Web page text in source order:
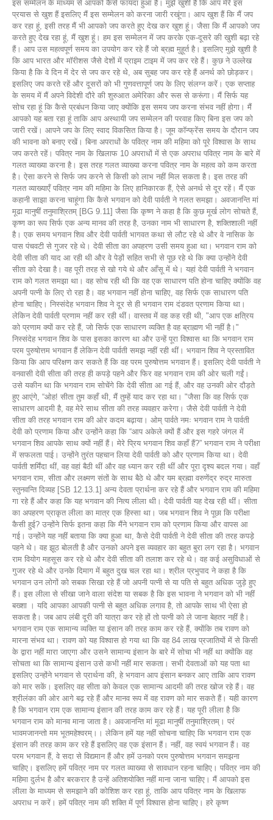
इस सम्मेलन के माध्यम से आपको कैसे फायदा हुआ है। मुझे खुशी है कि आप मेरे इस
प्रयास से खुश हैं इसलिए मैं इस सम्मेलन को करना जारी रखूंगा। आप खुश हैं कि मैं जप
कर रहा हूं, इसी तरह मैं भी आपको जप करते हुए देख कर खुश हूं। जैसा कि मैं आपको जप
करते हुए देख रहा हूं, मैं खुश हूं। हम इस सम्मेलन में जप करके एक-दूसरे की खुशी बढ़ा रहे
हैं। आप उस महत्वपूर्ण समय का उपयोग कर रहे हैं जो ब्रह्म मुहूर्त है। इसलिए मुझे खुशी है
कि आप भारत और मॉरीशस जैसे देशों में प्राइम टाइम में जप कर रहे हैं। कुछ ने उल्लेख
किया है कि वे दिन में देर से जप कर रहे थे, अब सुबह जप कर रहे हैं अनर्थ को छोड़कर।
इसलिए जप करते रहें और दूसरों को भी गुणवत्तापूर्ण जप के लिए संलग्न करें। एक सप्ताह
के समय में मैं अपने विदेशी दौरे की शुरुआत अमेरिका और रूस से करूंगा। मैं सिर्फ यह
सोच रहा हूं कि कैसे प्रबंधन किया जाए क्योंकि इस समय जप करना संभव नहीं होगा। मैं
आपको यह बता रहा हूं ताकि आप अस्थायी जप सम्मेलन की परवाह किए बिना इस जप को
जारी रखें। आपने जप के लिए स्वाद विकसित किया है। जूम कॉन्फ्रेंस समय के दौरान जप
की भावना को बनाए रखें। बिना अपराधों के पवित्र नाम की महिमा को पूरे विश्वास के साथ
जप करते रहें। पवित्र नाम के खिलाफ 10 अपराधों में से एक अपराध पवित्र नाम के बारे में
गलत व्याख्या करना है। इस तरह गलत व्याख्या करना पवित्र नाम के महत्व को कम करता
है। ऐसा करने से सिर्फ जप करने से किसी को लाभ नहीं मिल सकता है। इस तरह की
गलत व्याख्याएँ पवित्र नाम की महिमा के लिए हानिकारक हैं, ऐसे अनर्थ से दूर रहें। मैं एक
कहानी साझा करना चाहूंगा कि कैसे भगवान को देवी पार्वती ने गलत समझा। अवजानन्ति मां
मूढा मानुषीं तनुमाश्रितम् [BG 9.11] जैसा कि कृष्ण ने कहा है कि कुछ मूर्ख लोग सोचते हैं,
कृष्ण का रूप सिर्फ एक अन्य मानव की तरह है, उनका नाम भी साधारण है, शक्तिशाली नहीं
है। एक समय भगवान शिव और देवी पार्वती भागवत कथा से लौट रहे थे और वे नासिक के
पास पंचवटी से गुजर रहे थे। देवी सीता का अपहरण उसी समय हुआ था। भगवान राम को
देवी सीता की याद आ रही थी और वे पेड़ों सहित सभी से पूछ रहे थे कि क्या उन्होंने देवी
सीता को देखा है। वह पूरी तरह से खो गये थे और आँसू में थे। यहां देवी पार्वती ने भगवान
राम को गलत समझा था। वह सोच रही थी कि वह एक साधारण पति होना चाहिए क्योंकि वह
अपनी पत्नी के लिए रो रहा है। वह भगवान नहीं होना चाहिए, वह सिर्फ एक साधारण पति
होना चाहिए। निस्संदेह भगवान शिव ने दूर से ही भगवान राम दंडवत प्रणाम किया था।
लेकिन देवी पार्वती प्रणाम नहीं कर रही थीं। वास्तव में वह कह रही थी, "आप एक क्षत्रिय
को प्रणाम क्यों कर रहे हैं, जो सिर्फ एक साधारण व्यक्ति है वह ब्राह्मण भी नहीं है।"
निस्संदेह भगवान शिव के पास इसका कारण था और उन्हें पूरा विश्वास था कि भगवान राम
परम पुरुषोत्तम भगवान हैं लेकिन देवी पार्वती समझ नहीं रही थीं। भगवान शिव ने प्रस्तावित
किया कि आप परिक्षण कर सकते हैं कि वह परम पुरुषोत्तम भगवान हैं। इसलिए देवी पार्वती ने
वनवासी देवी सीता की तरह ही कपड़े पहने और फिर वह भगवान राम की ओर चली गईं।
उसे यकीन था कि भगवान राम सोचेंगे कि देवी सीता आ गई हैं, और वह उनकी ओर दौड़ते
हुए आएंगे, “ओह! सीता तुम कहाँ थी, मैं तुम्हें याद कर रहा था। "जैसा कि वह सिर्फ एक
साधारण आदमी है, वह मेरे साथ सीता की तरह व्यवहार करेगा। जैसे देवी पार्वती ने देवी
सीता की तरह भगवान राम की ओर कदम बढ़ाया। ओम् पार्वते नमः भगवान राम ने पार्वती
देवी को प्रणाम किया और उन्होंने कहा कि “आप अकेले क्यों हैं और इस गहरे जंगल में
भगवान शिव आपके साथ क्यों नहीं हैं। मेरे प्रिय भगवान शिव कहाँ हैं?” भगवान राम ने परीक्षा
में सफलता पाई। उन्होंने तुरंत पहचान लिया देवी पार्वती को और प्रणाम किया था। देवी
पार्वती शर्मिंदा थीं, वह वहां बैठी थीं और वह ध्यान कर रही थीं और पूरा दृश्य बदल गया। वहाँ
भगवान राम, सीता और लक्ष्मण संतों के साथ बैठे थे और यम ब्रह्मा वरुणेंद्र रुद्र मारुता
स्तुनवन्ति दिव्यह [SB 12.13.1] अन्य देवता प्रार्थना कर रहे हैं और भगवान राम की महिमा
गा रहे हैं और कहा कि यह भगवान की नित्य लीला थी। देवी पार्वती यह देख रही थीं। सीता
का अपहरण प्राकृत लीला का मात्र एक हिस्सा था। जब भगवान शिव ने पूछा कि परीक्षा
कैसी हुई? उन्होंने सिर्फ इतना कहा कि मैंने भगवान राम को प्रणाम किया और वापस आ
गई। उन्होंने यह नहीं बताया कि क्या हुआ था, कैसे देवी पार्वती ने देवी सीता की तरह कपड़े
पहने थे। वह झूठ बोलती है और उनको अपने इस व्यवहार का बहुत बुरा लग रहा है। भगवान
राम वियोग महसूस कर रहे थे और देवी सीता की तलाश कर रहे थे। वह कई असुविधाओं से
गुजर रहे थे और उनके दिमाग में बहुत दुख चल रहा था। श्रील प्रभुपाद ने कहा है कि
भगवान उन लोगों को सबक सिखा रहे हैं जो अपनी पत्नी से या पति से बहुत अधिक जुड़े हुए
हैं। इस लीला से सीखा जाने वाला संदेश या सबक है कि इस भावना ने भगवान को भी नहीं
बख्शा । यदि आपका आपकी पत्नी से बहुत अधिक लगाव है, तो आपके साथ भी ऐसा हो
सकता है। जब आप लंबी दूरी की यात्रा कर रहे हों तो पत्नी को ले जाना बेहतर नहीं है।
भगवान राम एक सामान्य व्यक्ति या इंसान की तरह काम कर रहे हैं, क्योंकि तब रावण को
मारना संभव था। रावण को यह विश्वास हो गया था कि वह 84 लाख प्रजातियों में से किसी
के द्वारा नहीं मारा जाएगा और उसने सामान्य इंसान के बारे में सोचा भी नहीं था क्योंकि वह
सोचता था कि सामान्य इंसान उसे कभी नहीं मार सकता। सभी देवताओं को यह पता था
इसलिए उन्होंने भगवान से प्रार्थना की, हे भगवान आप इंसान बनकर आए ताकि आप रावण
को मार सकें। इसलिए वह सीता को केवल एक सामान्य आदमी की तरह खोज रहे हैं। वह
श्रीलंका की ओर आगे बढ़ रहे हैं और मानव रूप में वह रावण को मार सकते हैं। यही कारण
है कि भगवान राम एक सामान्य इंसान की तरह काम कर रहे हैं। यह पूरी लीला है कि
भगवान राम को मानव माना जाता है। अवजानन्ति मां मूढा मानुषीं तनुमाश्रितम्। परं
भावमजानन्तो मम भूतमहेश्वरम्।। लेकिन हमें यह नहीं सोचना चाहिए कि भगवान राम एक
इंसान की तरह काम कर रहे हैं इसलिए वह एक इंसान हैं। नहीं, वह स्वयं भगवान हैं। वह
परम भगवान हैं, वे सदा से विद्यमान हैं और हमें उनको परम पुरुषोत्तम भगवान समझना
चाहिए। इसलिए हमें पवित्र नाम पर गलत व्याख्या से सावधान रहना चाहिए। पवित्र नाम की
महिमा दुर्लभ है और बरकरार है उन्हें अतिशयोक्ति नहीं माना जाना चाहिए। मैं आपको इस
लीला के माध्यम से समझाने की कोशिश कर रहा हूं, ताकि आप पवित्र नाम के खिलाफ
अपराध न करें। हमें पवित्र नाम की शक्ति में पूर्ण विश्वास होना चाहिए। हरे कृष्ण